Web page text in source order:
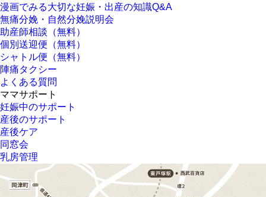
漫画でみる大切な妊娠・出産の知識Q&A
無痛分娩・自然分娩説明会
助産師相談（無料）
個別送迎便（無料）
シャトル便（無料）
陣痛タクシー
よくある質問
ママサポート
妊娠中のサポート
産後のサポート
産後ケア
同窓会
乳房管理